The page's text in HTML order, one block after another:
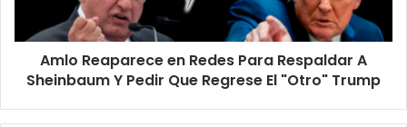
Sheinbaum
Y
Pedir
Que
Amlo Reaparece en Redes Para Respaldar A
Sheinbaum Y Pedir Que Regrese El "Otro" Trump